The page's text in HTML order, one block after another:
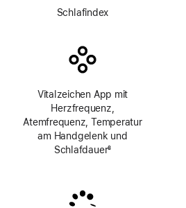
Fußnote
Schlafindex
Vitalzeichen App mit
Herzfrequenz,
Atemfrequenz, Temperatur
am Handgelenk und
Schlafdauer8